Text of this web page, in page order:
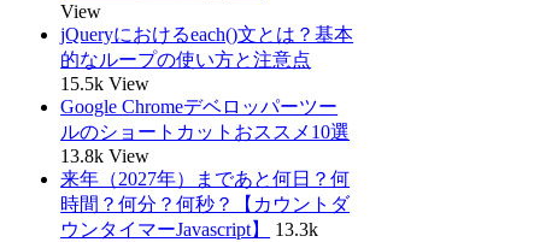
View
jQueryにおけるeach()文とは？基本
的なループの使い方と注意点
15.5k View
Google Chromeデベロッパーツー
ルのショートカットおススメ10選
13.8k View
来年（2027年）まであと何日？何
時間？何分？何秒？【カウントダ
ウンタイマーJavascript】
13.3k